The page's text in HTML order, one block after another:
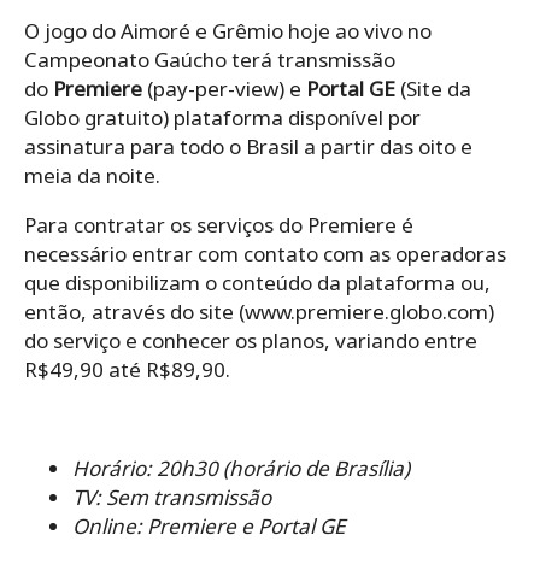
O jogo do Aimoré e Grêmio hoje ao vivo no
Campeonato Gaúcho terá transmissão
do Premiere (pay-per-view) e Portal GE (Site da
Globo gratuito) plataforma disponível por
assinatura para todo o Brasil a partir das oito e
meia da noite.
Para contratar os serviços do Premiere é
necessário entrar com contato com as operadoras
que disponibilizam o conteúdo da plataforma ou,
então, através do site (www.premiere.globo.com)
do serviço e conhecer os planos, variando entre
R$49,90 até R$89,90.
Horário: 20h30 (horário de Brasília)
TV: Sem transmissão
Online: Premiere e Portal GE